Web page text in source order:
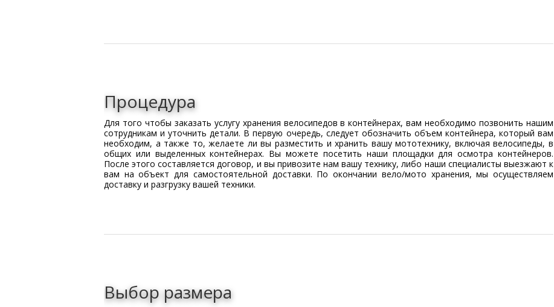
Процедура
Для того чтобы заказать услугу хранения велосипедов в контейнерах, вам необходимо позвонить нашим
сотрудникам и уточнить детали. В первую очередь, следует обозначить объем контейнера, который вам
необходим, а также то, желаете ли вы разместить и хранить вашу мототехнику, включая велосипеды, в
общих или выделенных контейнерах. Вы можете посетить наши площадки для осмотра контейнеров.
После этого составляется договор, и вы привозите нам вашу технику, либо наши специалисты выезжают к
вам на объект для самостоятельной доставки. По окончании вело/мото хранения, мы осуществляем
доставку и разгрузку вашей техники.
Выбор размера